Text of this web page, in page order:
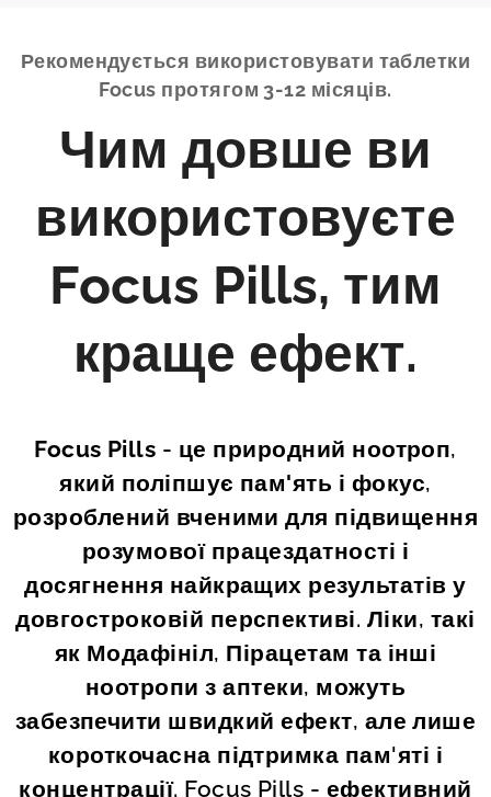
Рекомендується використовувати таблетки
Focus протягом 3-12 місяців.
Чим довше ви
використовуєте
Focus Pills, тим
краще ефект.
Focus Pills - це природний ноотроп,
який поліпшує пам'ять і фокус,
розроблений вченими для підвищення
розумової працездатності і
досягнення найкращих результатів у
довгостроковій перспективі. Ліки, такі
як Модафініл, Пірацетамта інші
ноотропи з аптеки, можуть
забезпечити швидкий ефект, але лише
короткочасна підтримка пам'яті і
концентрації. Focus Pills - ефективний